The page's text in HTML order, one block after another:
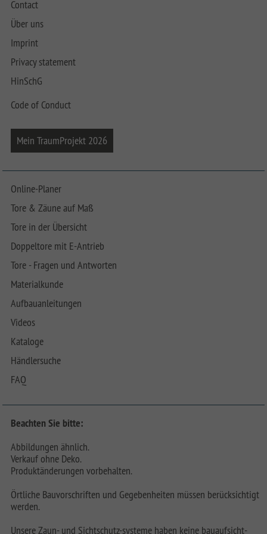
Contact
Über uns
Imprint
Privacy statement
HinSchG
Code of Conduct
Mein TraumProjekt 2026
Online-Planer
Tore & Zäune auf Maß
Tore in der Übersicht
Doppeltore mit E-Antrieb
Tore - Fragen und Antworten
Materialkunde
Aufbauanleitungen
Videos
Kataloge
Händlersuche
FAQ
Beachten Sie bitte:
Abbildungen ähnlich.
Verkauf ohne Deko.
Produktänderungen vorbehalten.
Örtliche Bauvorschriften und Gegebenheiten müssen berücksichtigt
werden.
Unsere Zaun- und Sichtschutz-systeme haben keine bauaufsicht-